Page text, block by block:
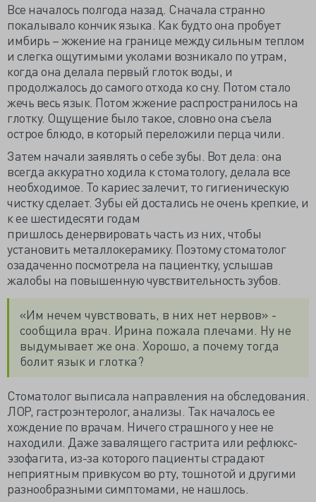
Все началось полгода назад. Сначала странно
покалывало кончик языка. Как будто она пробует
имбирь – жжение на границе между сильным теплом
и слегка ощутимыми уколами возникало по утрам,
когда она делала первый глоток воды, и
продолжалось до самого отхода ко сну. Потом стало
жечь весь язык. Потом жжение распространилось на
глотку. Ощущение было такое, словно она съела
острое блюдо, в который переложили перца чили.
Затем начали заявлять о себе зубы. Вот дела: она
всегда аккуратно ходила к стоматологу, делала все
необходимое. То кариес залечит, то гигиеническую
чистку сделает. Зубы ей достались не очень крепкие, и
к ее шестидесяти годам
пришлось денервировать часть из них, чтобы
установить металлокерамику. Поэтому стоматолог
озадаченно посмотрела на пациентку, услышав
жалобы на повышенную чувствительность зубов.
«Им нечем чувствовать, в них нет нервов» -
сообщила врач. Ирина пожала плечами. Ну не
выдумывает же она. Хорошо, а почему тогда
болит язык и глотка?
Стоматолог выписала направления на обследования.
ЛОР, гастроэнтеролог, анализы. Так началось ее
хождение по врачам. Ничего страшного у нее не
находили. Даже завалящего гастрита или рефлюкс-
эзофагита, из-за которого пациенты страдают
неприятным привкусом во рту, тошнотой и другими
разнообразными симптомами, не нашлось.